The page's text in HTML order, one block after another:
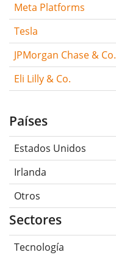
Meta Platforms
Tesla
JPMorgan Chase & Co.
Eli Lilly & Co.
Países
Estados Unidos
Irlanda
Otros
Sectores
Tecnología